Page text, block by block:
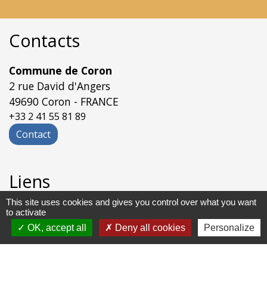
Contacts
Commune de Coron
2 rue David d'Angers
49690 Coron - FRANCE
+33 2 41 55 81 89
Contact
Liens
Les services de la mairie
Application INTRAMUROS
This site uses cookies and gives you control over what you want
to activate
OK, accept all
Deny all cookies Personalize